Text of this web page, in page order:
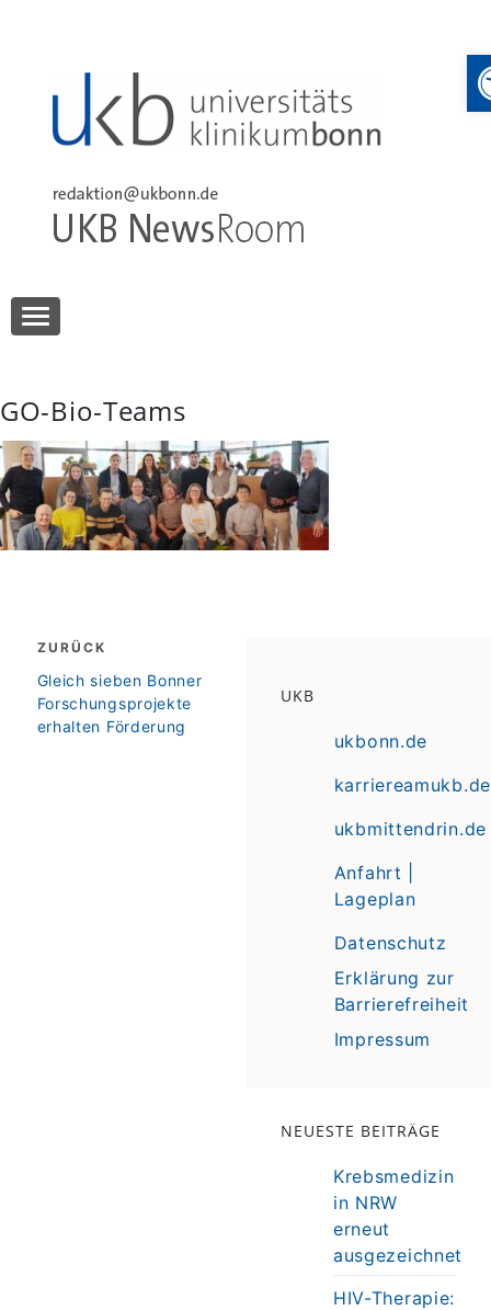
UKB NewsRoom
GO-Bio-Teams
Beitragsnavigation
ZURÜCK
zurück
Gleich sieben Bonner
Forschungsprojekte
erhalten Förderung
UKB
ukbonn.de
karriereamukb.de
ukbmittendrin.de
Anfahrt |
Lageplan
Datenschutz
Erklärung zur
Barrierefreiheit
Impressum
NEUESTE BEITRÄGE
Krebsmedizin
in NRW
erneut
ausgezeichnet
HIV-Therapie: